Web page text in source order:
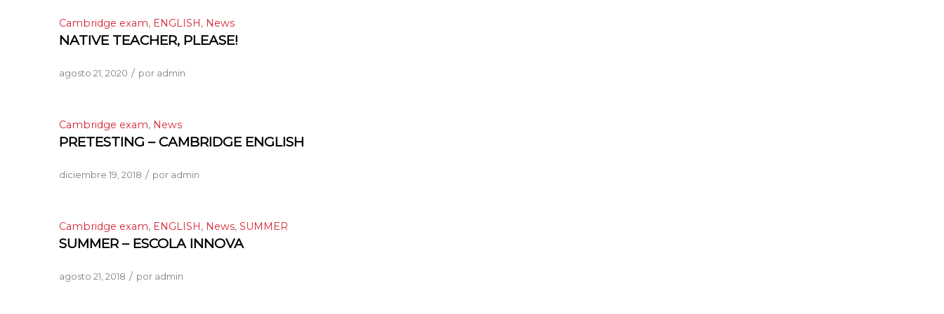
Cambridge exam, ENGLISH, News
NATIVE TEACHER, PLEASE!
agosto 21, 2020 / por admin
Cambridge exam, News
PRETESTING – CAMBRIDGE ENGLISH
diciembre 19, 2018 / por admin
Cambridge exam, ENGLISH, News, SUMMER
SUMMER – ESCOLA INNOVA
agosto 21, 2018 / por admin